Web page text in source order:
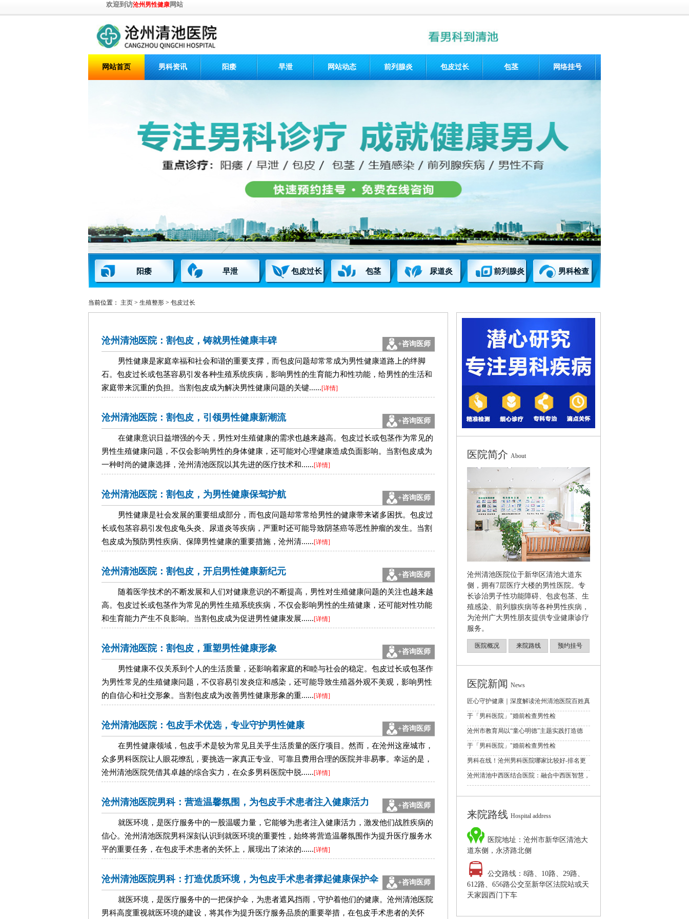
欢迎到访沧州男性健康网站
网站首页 男科资讯 阳痿 早泄 网站动态 前列腺炎 包皮过长 包茎 网络挂号
阳痿 早泄 包皮过长 包茎 尿道炎 前列腺炎 男科检查
当前位置： 主页 > 生殖整形 > 包皮过长
+咨询医师
沧州清池医院：割包皮，铸就男性健康丰碑
男性健康是家庭幸福和社会和谐的重要支撑，而包皮问题却常常成为男性健康道路上的绊脚
石。包皮过长或包茎容易引发各种生殖系统疾病，影响男性的生育能力和性功能，给男性的生活和
家庭带来沉重的负担。当割包皮成为解决男性健康问题的关键......[详情]
+咨询医师
沧州清池医院：割包皮，引领男性健康新潮流
在健康意识日益增强的今天，男性对生殖健康的需求也越来越高。包皮过长或包茎作为常见的
男性生殖健康问题，不仅会影响男性的身体健康，还可能对心理健康造成负面影响。当割包皮成为
一种时尚的健康选择，沧州清池医院以其先进的医疗技术和......[详情]
+咨询医师
沧州清池医院：割包皮，为男性健康保驾护航
男性健康是社会发展的重要组成部分，而包皮问题却常常给男性的健康带来诸多困扰。包皮过
长或包茎容易引发包皮龟头炎、尿道炎等疾病，严重时还可能导致阴茎癌等恶性肿瘤的发生。当割
包皮成为预防男性疾病、保障男性健康的重要措施，沧州清......[详情]
+咨询医师
沧州清池医院：割包皮，开启男性健康新纪元
随着医学技术的不断发展和人们对健康意识的不断提高，男性对生殖健康问题的关注也越来越
高。包皮过长或包茎作为常见的男性生殖系统疾病，不仅会影响男性的生殖健康，还可能对性功能
和生育能力产生不良影响。当割包皮成为促进男性健康发展......[详情]
+咨询医师
沧州清池医院：割包皮，重塑男性健康形象
男性健康不仅关系到个人的生活质量，还影响着家庭的和睦与社会的稳定。包皮过长或包茎作
为男性常见的生殖健康问题，不仅容易引发炎症和感染，还可能导致生殖器外观不美观，影响男性
的自信心和社交形象。当割包皮成为改善男性健康形象的重......[详情]
+咨询医师
沧州清池医院：包皮手术优选，专业守护男性健康
在男性健康领域，包皮手术是较为常见且关乎生活质量的医疗项目。然而，在沧州这座城市，
众多男科医院让人眼花缭乱，要挑选一家真正专业、可靠且费用合理的医院并非易事。幸运的是，
沧州清池医院凭借其卓越的综合实力，在众多男科医院中脱......[详情]
+咨询医师
沧州清池医院男科：营造温馨氛围，为包皮手术患者注入健康活力
就医环境，是医疗服务中的一股温暖力量，它能够为患者注入健康活力，激发他们战胜疾病的
信心。沧州清池医院男科深刻认识到就医环境的重要性，始终将营造温馨氛围作为提升医疗服务水
平的重要任务，在包皮手术患者的关怀上，展现出了浓浓的......[详情]
+咨询医师
沧州清池医院男科：打造优质环境，为包皮手术患者撑起健康保护伞
就医环境，是医疗服务中的一把保护伞，为患者遮风挡雨，守护着他们的健康。沧州清池医院
男科高度重视就医环境的建设，将其作为提升医疗服务品质的重要举措，在包皮手术患者的关怀
医院简介 About
沧州清池医院位于新华区清池大道东
侧，拥有7层医疗大楼的男性医院。专
长诊治男子性功能障碍、包皮包茎、生
殖感染、前列腺疾病等各种男性疾病，
为沧州广大男性朋友提供专业健康诊疗
服务。
医院概况 来院路线 预约挂号
医院新闻 News
匠心守护健康｜深度解读沧州清池医院百姓真
于「男科医院」"婚前检查男性检
沧州市教育局以“童心明德”主题实践打造德
于「男科医院」"婚前检查男性检
男科在线！沧州男科医院哪家比较好-排名更
沧州清池中西医结合医院：融合中西医智慧，
来院路线 Hospital address
医院地址：沧州市新华区清池大
道东侧，永济路北侧
公交路线：8路、10路、29路、
612路、656路公交至新华区法院站或天
天家园西门下车